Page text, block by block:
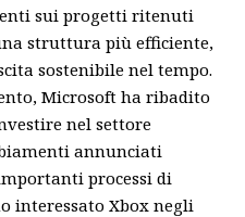
sui progetti ritenuti
struttura più efficiente,
sostenibile nel tempo.
Microsoft ha ribadito
nel settore
annunciati
processi di
interessato Xbox negli